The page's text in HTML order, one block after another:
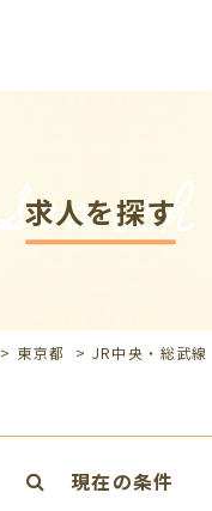
求人を探す
Search
> 東京都 > JR中央・総武線
現在の条件